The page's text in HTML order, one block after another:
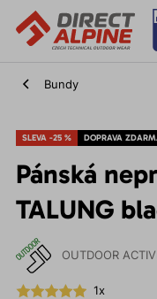
Bundy
SLEVA -25 % DOPRAVA
Pánská
TALUNG
OUTDOOR
1x